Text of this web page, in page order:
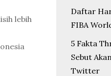
lebih
Daftar
FIBA
5 Fakta
Sebut
Twitter